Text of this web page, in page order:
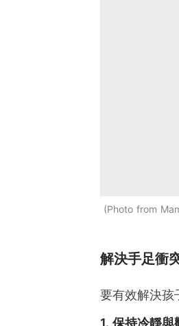
Photo from
解決手足衝
要有效解決孩
1. 保持冷靜與